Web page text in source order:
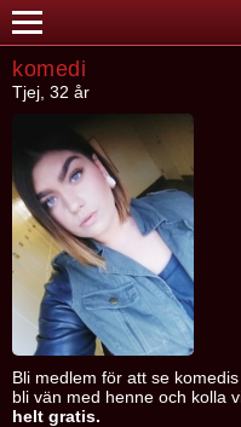
komedi
Tjej, 32 år
Bli medlem för att se
bli vän med henne och kolla
helt gratis.